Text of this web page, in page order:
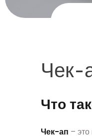
Чек-
Что
Чек-ап – это